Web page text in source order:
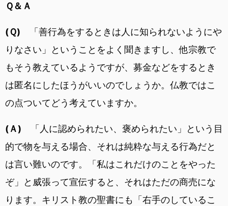
Ｑ＆Ａ
(Ｑ) 「善行為をするときは人に知られないようにや
りなさい」ということをよく聞きますし、他宗教で
もそう教えているようですが、募金などをするとき
は匿名にしたほうがいいのでしょうか。仏教ではこ
の点ついてどう考えていますか。
(Ａ)
「人に認められたい、褒められたい」という目
的で物を与える場合、それは純粋な与える行為だと
は言い難いのです。「私はこれだけのことをやった
ぞ」と威張って宣伝すると、それはただの商売にな
ります。キリスト教の聖書にも「右手のしているこ